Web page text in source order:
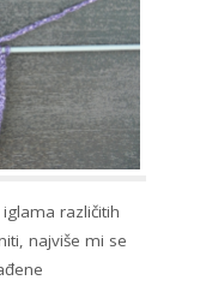
različitih
najviše mi se